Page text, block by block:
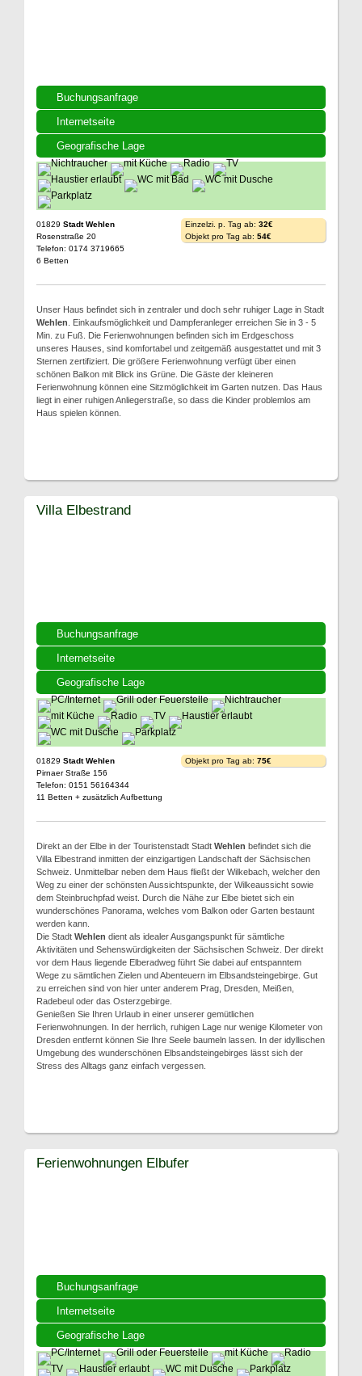
Buchungsanfrage
Internetseite
Geografische Lage
01829 Stadt Wehlen
Rosenstraße 20
Telefon: 0174 3719665
6 Betten
Einzelzi. p. Tag ab: 32€
Objekt pro Tag ab: 54€
Unser Haus befindet sich in zentraler und doch sehr ruhiger Lage in Stadt
Wehlen . Einkaufsmöglichkeit und Dampferanleger erreichen Sie in 3 - 5
Min. zu Fuß. Die Ferienwohnungen befinden sich im Erdgeschoss
unseres Hauses, sind komfortabel und zeitgemäß ausgestattet und mit 3
Sternen zertifiziert. Die größere Ferienwohnung verfügt über einen
schönen Balkon mit Blick ins Grüne. Die Gäste der kleineren
Ferienwohnung können eine Sitzmöglichkeit im Garten nutzen. Das Haus
liegt in einer ruhigen Anliegerstraße, so dass die Kinder problemlos am
Haus spielen können.
Buchungsanfrage
Internetseite
Geografische Lage
Villa Elbestrand
01829 Stadt Wehlen
Pirnaer Straße 156
Telefon: 0151 56164344
11 Betten + zusätzlich Aufbettung
Objekt pro Tag ab: 75€
Direkt an der Elbe in der Touristenstadt Stadt Wehlen befindet sich die
Villa Elbestrand inmitten der einzigartigen Landschaft der Sächsischen
Schweiz. Unmittelbar neben dem Haus fließt der Wilkebach, welcher den
Weg zu einer der schönsten Aussichtspunkte, der Wilkeaussicht sowie
dem Steinbruchpfad weist. Durch die Nähe zur Elbe bietet sich ein
wunderschönes Panorama, welches vom Balkon oder Garten bestaunt
werden kann.
Die Stadt Wehlen dient als idealer Ausgangspunkt für sämtliche
Aktivitäten und Sehenswürdigkeiten der Sächsischen Schweiz. Der direkt
vor dem Haus liegende Elberadweg führt Sie dabei auf entspanntem
Wege zu sämtlichen Zielen und Abenteuern im Elbsandsteingebirge. Gut
zu erreichen sind von hier unter anderem Prag, Dresden, Meißen,
Radebeul oder das Osterzgebirge.
Genießen Sie Ihren Urlaub in einer unserer gemütlichen
Ferienwohnungen. In der herrlich, ruhigen Lage nur wenige Kilometer von
Dresden entfernt können Sie Ihre Seele baumeln lassen. In der idyllischen
Umgebung des wunderschönen Elbsandsteingebirges lässt sich der
Stress des Alltags ganz einfach vergessen.
Buchungsanfrage
Internetseite
Geografische Lage
Ferienwohnungen Elbufer